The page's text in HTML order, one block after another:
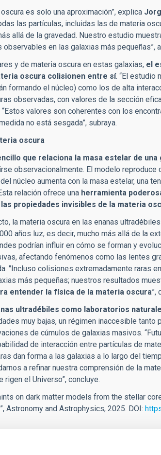
es solo una aproximación”, explica
las partículas, incluidas las de materia
allá de la gravedad. Nuestro estudio
en las galaxias más pequeñas”,
y de materia oscura en estas galaxias, el
oscura colisionen entre sí. “El estudio
formando el núcleo) como los de alta
observadas, con valores de la sección
valores son coherentes con los
no está sesgada”, subraya.
oscura
que relaciona la masa estelar de una
observacionalmente. El modelo
núcleo aumenta con la masa estelar, una
relación ofrece una herramienta
propiedades invisibles de la materia
la materia oscura en las enanas
años luz, es decir, mucho más allá de la
podrían influir en cómo se forman y
afectando fenómenos como las lentes
"Incluso colisiones extremadamente raras
más pequeñas; nuestros resultados
entender la física de la materia oscura”,
ultradébiles como laboratorios
muy bajas, un régimen inaccesible tanto
de cúmulos de galaxias masivos.
de interacción entre partículas de
dan forma a las galaxias a lo largo del
a refinar nuestra comprensión de la
el Universo”, concluye.
on dark matter models from the stellar
Astronomy and Astrophysics, 2025. DOI: